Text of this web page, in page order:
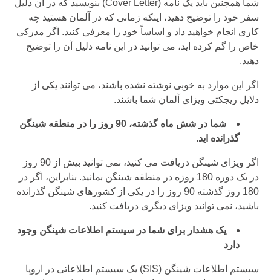
شما همچنین باید یک نامه (Cover Letter) بنویسید که در آن دلیل
سفر خود را توضیح دهید، اینکه زمانی که در آلمان هستید چه
کاری انجام خواهید داد و اساساً خود را معرفی کنید. اگر مدرکی
خاص را گم کرده اید، می توانید در این نامه دلیل آن را توضیح
دهید.
اگر این موارد به خوبی نوشته نشده باشند، می توانند یکی از
دلایل ریجکتی ویزای آلمان شما باشند.
شما در شش ماه گذشته، 90 روز را در منطقه شینگن
گذرانده اید.
اگر ویزای شینگن دریافت می کنید، نمی توانید بیش از 90 روز
در یک دوره 180 روزه در منطقه شینگن بمانید. بنابراین، اگر در
180 روز گذشته 90 روز را در یکی از کشورهای شینگن گذرانده
باشید، نمی توانید ویزای دیگری دریافت کنید.
یک هشدار برای شما در سیستم اطلاعات شینگن وجود
دارد
سیستم اطلاعات شینگن (SIS) یک سیستم اطلاعاتی در اروپا